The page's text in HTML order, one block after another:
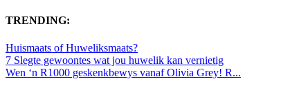
TRENDING:
Huismaats of Huweliksmaats?
7 Slegte gewoontes wat jou huwelik kan vernietig
Wen ‘n R1000 geskenkbewys vanaf Olivia Grey! R...